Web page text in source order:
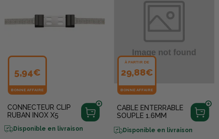
5,94€
BONNE AFFAIRE
CONNECTEUR CLIP
RUBAN INOX X5
Disponible en livraison
À PARTIR DE
29,88€
BONNE AFFAIRE
CABLE ENTERRABLE
SOUPLE 1.6MM
Disponible en livraison